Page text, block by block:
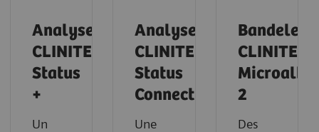
Analyseur
CLINITEK
Status
+
Un
Analyseur
CLINITEK
Status
Connect
Une
CLINITEK
2
Des